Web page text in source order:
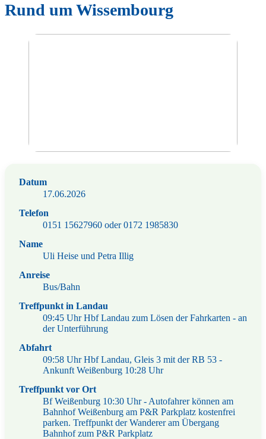
Rund um Wissembourg
Datum
17.06.2026
Telefon
0151 15627960 oder 0172 1985830
Name
Uli Heise und Petra Illig
Anreise
Bus/Bahn
Treffpunkt in Landau
09:45 Uhr Hbf Landau zum Lösen der Fahrkarten - an
der Unterführung
Abfahrt
09:58 Uhr Hbf Landau, Gleis 3 mit der RB 53 -
Ankunft Weißenburg 10:28 Uhr
Treffpunkt vor Ort
Bf Weißenburg 10:30 Uhr - Autofahrer können am
Bahnhof Weißenburg am P&R Parkplatz kostenfrei
parken. Treffpunkt der Wanderer am Übergang
Bahnhof zum P&R Parkplatz